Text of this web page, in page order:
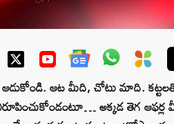
ఆడుకోండి. ఆట మీది, చోటు మాది.
అక్కడ తెగ ఆఫర్ల